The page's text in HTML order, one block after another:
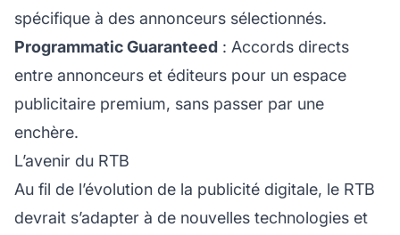
spécifique à des annonceurs sélectionnés.
Programmatic Guaranteed : Accords directs
entre annonceurs et éditeurs pour un espace
publicitaire premium, sans passer par une
enchère.
L’avenir du RTB
Au fil de l’évolution de la publicité digitale, le RTB
devrait s’adapter à de nouvelles technologies et